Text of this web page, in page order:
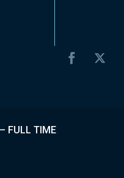
– FULL TIME